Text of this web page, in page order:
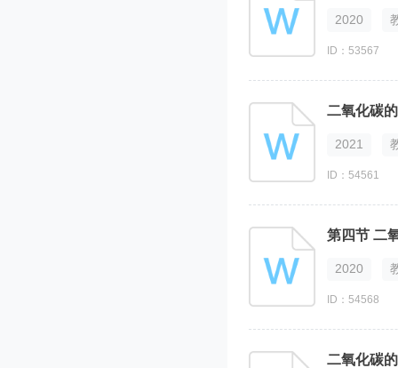
2020
ID：53567
二氧化碳
2021
ID：54561
第四节 二
2020
ID：54568
二氧化碳